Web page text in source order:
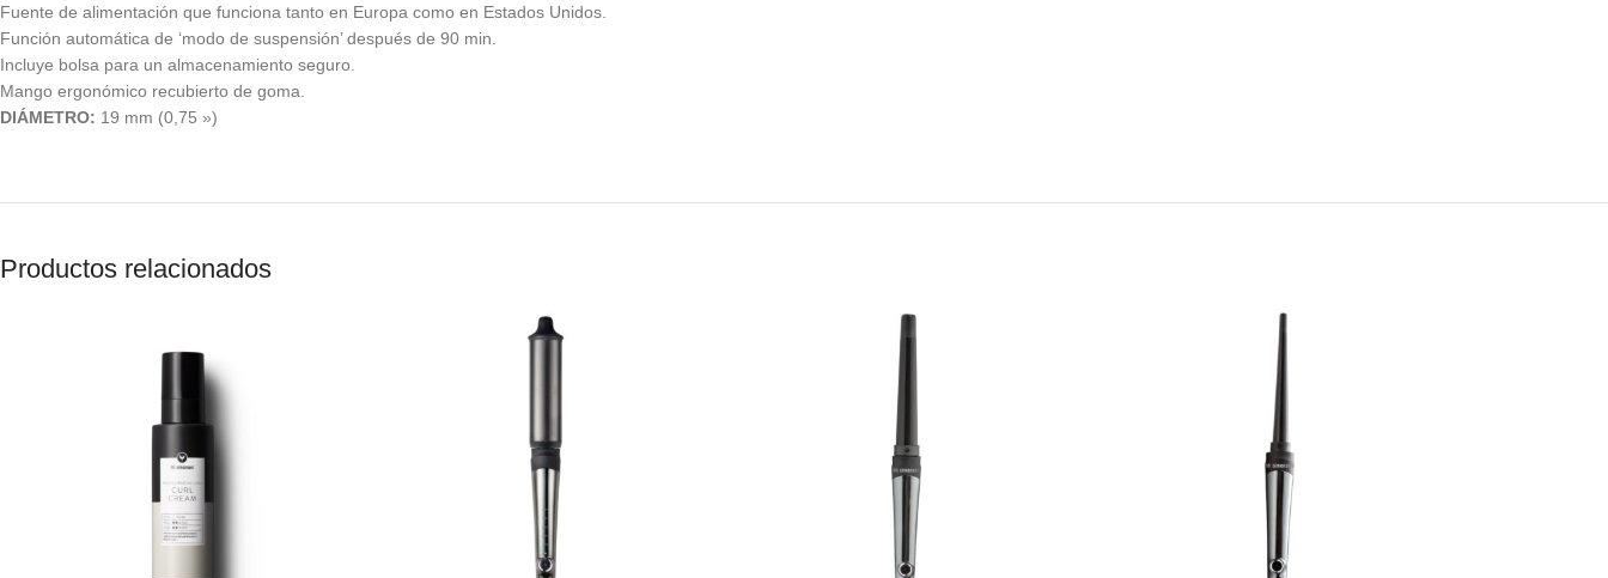
Fuente de alimentación que funciona tanto en Europa como en Estados Unidos.
Función automática de ‘modo de suspensión’ después de 90 min.
Incluye bolsa para un almacenamiento seguro.
Mango ergonómico recubierto de goma.
DIÁMETRO: 19 mm (0,75 »)
Productos relacionados